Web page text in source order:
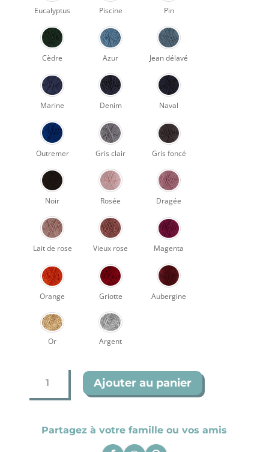
Eucalyptus Piscine Pin
Cèdre Azur Jean délavé
Marine Denim Naval
Outremer Gris clair Gris foncé
Noir Rosée Dragée
Lait de rose Vieux rose Magenta
Orange Griotte Aubergine
Or Argent
Vespa
Ajouter au panier
Partagez à votre famille ou vos amis